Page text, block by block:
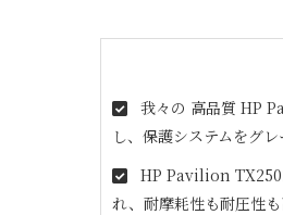
我々の 高品質 HP
し、保護システムをグ
HP Pavilion
れ、耐摩耗性も耐圧性も